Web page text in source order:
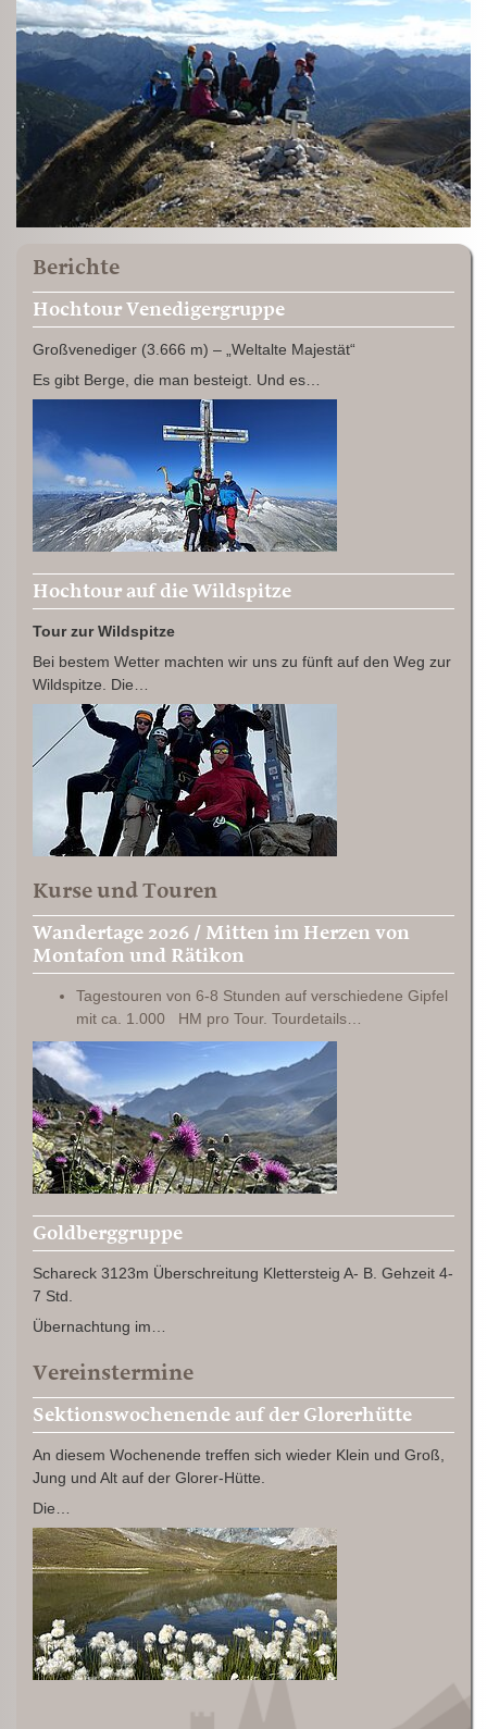
Berichte
Hochtour Venedigergruppe
Großvenediger (3.666 m) – „Weltalte Majestät“
Es gibt Berge, die man besteigt. Und es…
Hochtour auf die Wildspitze
Tour zur Wildspitze
Bei bestem Wetter machten wir uns zu fünft auf den Weg zur
Wildspitze. Die…
Kurse und Touren
Wandertage 2026 / Mitten im Herzen von
Montafon und Rätikon
Tagestouren von 6-8 Stunden auf verschiedene Gipfel
mit ca. 1.000 HM pro Tour. Tourdetails…
Goldberggruppe
Schareck 3123m Überschreitung Klettersteig A- B. Gehzeit 4-
7 Std.
Übernachtung im…
Vereinstermine
Sektionswochenende auf der Glorerhütte
An diesem Wochenende treffen sich wieder Klein und Groß,
Jung und Alt auf der Glorer-Hütte.
Die…